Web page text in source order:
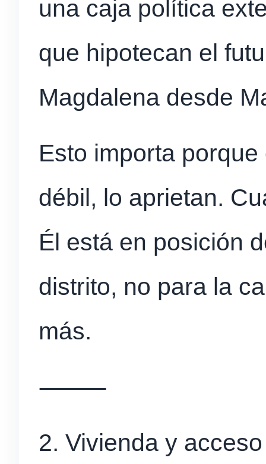
una caja política
que hipotecan el
Magdalena desde
Esto importa
débil, lo aprietan.
Él está en posición
distrito, no para la
más.
⸻
2. Vivienda y